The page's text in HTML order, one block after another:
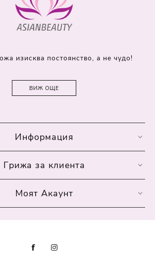
изисква постоянство, а не чудо!
ВИЖ ОЩЕ
Информация
Грижа за клиента
Моят Акаунт